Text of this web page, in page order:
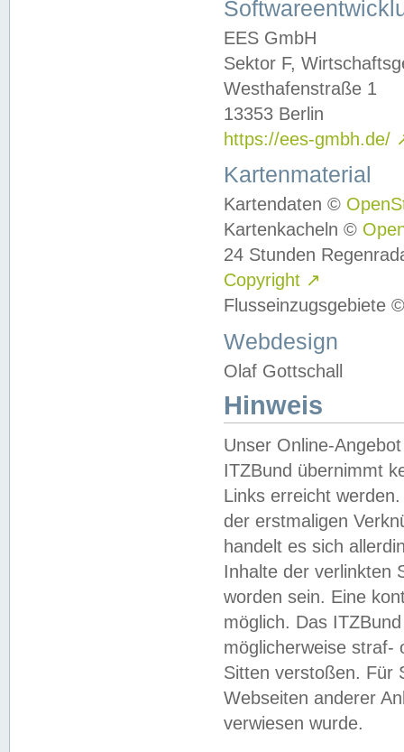
EES GmbH
Sektor F,
Westhafenstraße 1
13353 Berlin
https://ees-gmbh.de/
Kartenmaterial
Kartendaten ©
Kartenkacheln ©
24 Stunden
Copyright ↗
Flusseinzugsgebiete
Webdesign
Olaf Gottschall
Hinweis
Unser Online-
ITZBund übernimmt
Links erreicht
der erstmaligen
handelt es sich
Inhalte der verlinkten
worden sein. Eine
möglich. Das
möglicherweise straf-
Sitten verstoßen. Für
Webseiten anderer
verwiesen wurde.